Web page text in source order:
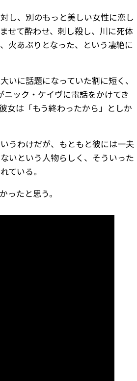
し、別のもっと美しい女性に恋し
せて酔わせ、刺し殺し、川に死体
火あぶりとなった、という凄絶に
いに話題になっていた割に短く、
ック・ケイヴに電話をかけてき
女は「もう終わったから」としか
うわけだが、もともと彼には一夫
いという人物らしく、そういった
ている。
ったと思う。